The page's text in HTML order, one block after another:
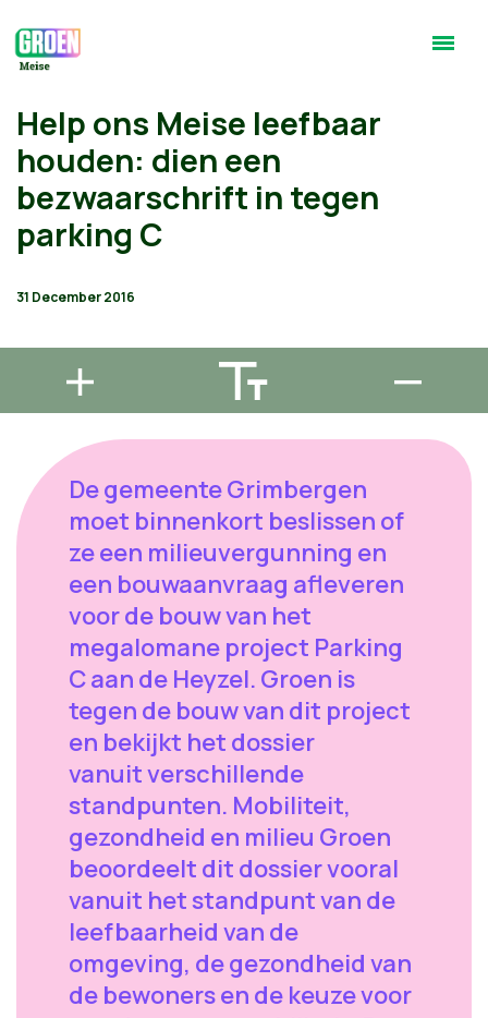
Help ons Meise leefbaar
houden: dien een
bezwaarschrift in tegen
parking C
31 December 2016
De gemeente Grimbergen
moet binnenkort beslissen of
ze een milieuvergunning en
een bouwaanvraag afleveren
voor de bouw van het
megalomane project Parking
C aan de Heyzel. Groen is
tegen de bouw van dit project
en bekijkt het dossier
vanuit verschillende
standpunten. Mobiliteit,
gezondheid en milieu Groen
beoordeelt dit dossier vooral
vanuit het standpunt van de
leefbaarheid van de
omgeving, de gezondheid van
de bewoners en de keuze voor